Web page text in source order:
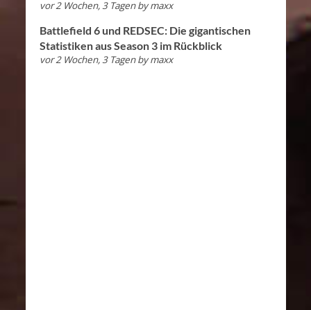
vor 2 Wochen, 3 Tagen bymaxx
Battlefield 6 und REDSEC: Die gigantischen
Statistiken aus Season 3 im Rückblick
vor 2 Wochen, 3 Tagen bymaxx